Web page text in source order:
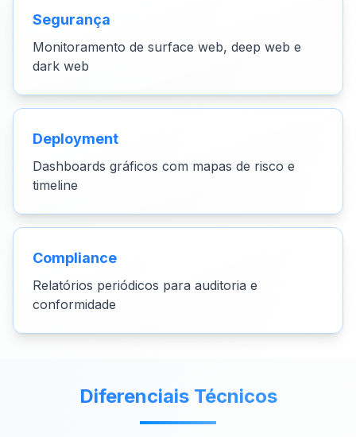
Segurança
Monitoramento de surface web, deep web e
dark web
Deployment
Dashboards gráficos com mapas de risco e
timeline
Compliance
Relatórios periódicos para auditoria e
conformidade
Diferenciais Técnicos